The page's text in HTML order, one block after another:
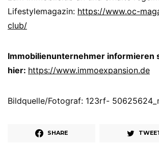
Lifestylemagazin: https://www.oc-
club/
Immobilienunternehmer informieren
hier: https://www.immoexpansion.de
Bildquelle/Fotograf: 123rf-
SHARE